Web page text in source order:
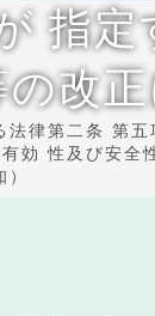
指
改
律第二条 第
効 性及び安